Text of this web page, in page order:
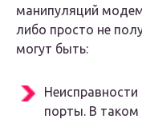
манипуляций
либо просто не
могут быть:
порты. В таком